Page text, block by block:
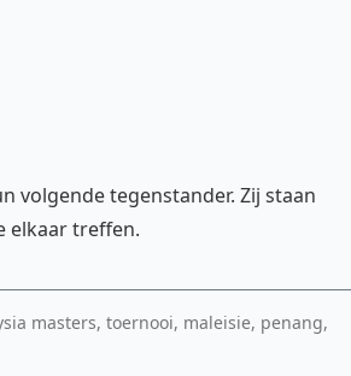
volgende tegenstander. Zij staan
elkaar treffen.
masters, toernooi, maleisie, penang,